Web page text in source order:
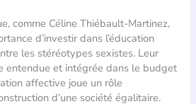
comme Céline Thiébault-Martinez,
d’investir dans l’éducation
les stéréotypes sexistes. Leur
entendue et intégrée dans le budget
affective joue un rôle
d’une société égalitaire.